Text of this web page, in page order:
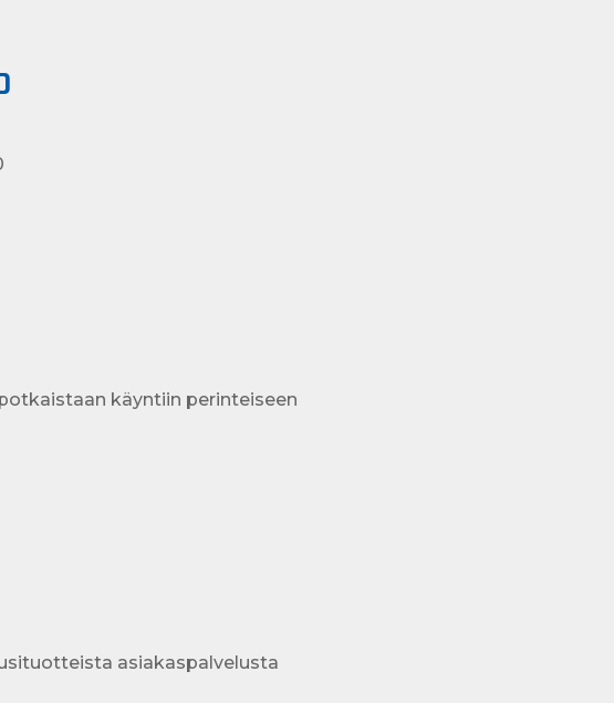
käyntiin perinteiseen
asiakaspalvelusta